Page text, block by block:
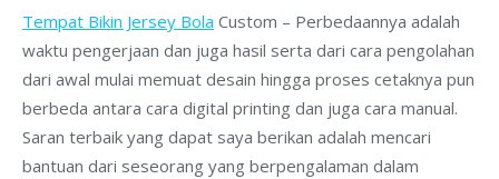
Tempat Bikin Jersey Bola Custom – Perbedaannya adalah
waktu pengerjaan dan juga hasil serta dari cara pengolahan
dari awal mulai memuat desain hingga proses cetaknya pun
berbeda antara cara digital printing dan juga cara manual.
Saran terbaik yang dapat saya berikan adalah mencari
bantuan dari seseorang yang berpengalaman dalam